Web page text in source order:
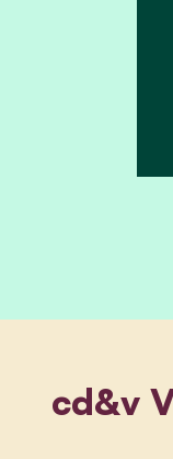
cd&v